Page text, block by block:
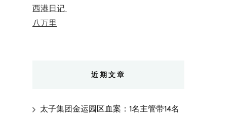
西港日记
八万里
近期文章
太子集团金运园区血案：1名主管带14名